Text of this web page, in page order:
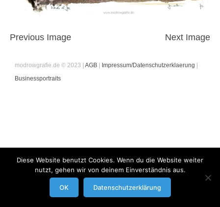
Previous Image Next Image
modrowgrafie.de © 2023 | AGB| Impressum/Datenschutzerklaerung
Businessportraits
Diese Website benutzt Cookies. Wenn du die Website weiter
nutzt, gehen wir von deinem Einverständnis aus.
OK Datenschutzerklärung